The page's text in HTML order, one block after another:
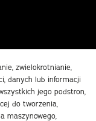
zwielokrotnianie,
danych lub informacji
jego podstron,
do tworzenia,
maszynowego,